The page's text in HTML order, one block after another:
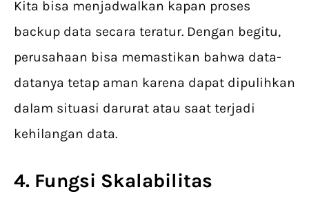
Kita bisa menjadwalkan kapan proses
backup data secara teratur. Dengan begitu,
perusahaan bisa memastikan bahwa data-
datanya tetap aman karena dapat dipulihkan
dalam situasi darurat atau saat terjadi
kehilangan data.
4. Fungsi Skalabilitas